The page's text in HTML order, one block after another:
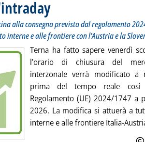
alla consegna prevista dal regolamento
interne e alle frontiere con l'Austria e la
Terna ha fatto sapere venerdì
l’orario di chiusura del
interzonale verrà modificato
prima del tempo reale così
Regolamento (UE) 2024/1747 a
2026. La modifica si attuerà a
interne e alle frontiere Italia-